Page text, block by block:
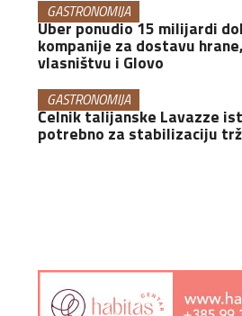
GASTRONOMIJA
Uber ponudio 15 milijardi
kompanije za dostavu
vlasništvu i Glovo
GASTRONOMIJA
Čelnik talijanske Lavazze
potrebno za stabilizaciju